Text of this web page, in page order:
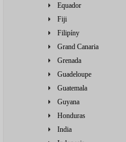
Equador
Fiji
Filipíny
Grand Canaria
Grenada
Guadeloupe
Guatemala
Guyana
Honduras
India